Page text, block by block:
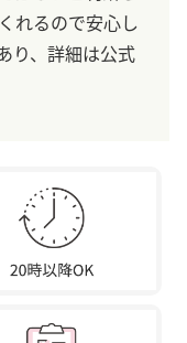
れるので安心し
り、詳細は公式